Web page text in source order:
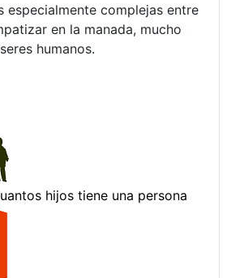
especialmente complejas entre
en la manada, mucho
humanos.